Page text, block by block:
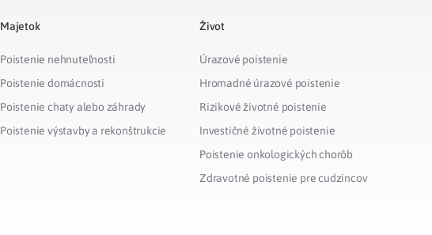
Majetok
Poistenie nehnuteľnosti
Poistenie domácnosti
Poistenie chaty alebo záhrady
Poistenie výstavby a rekonštrukcie
Život
Úrazové poistenie
Hromadné úrazové poistenie
Rizikové životné poistenie
Investičné životné poistenie
Poistenie onkologických chorôb
Zdravotné poistenie pre cudzincov